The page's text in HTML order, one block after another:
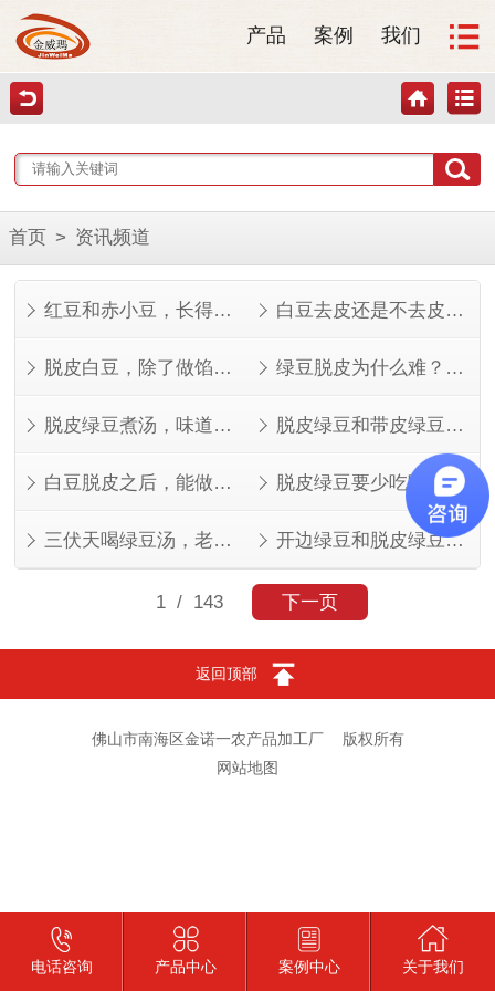
产品 案例 我们
首页 > 资讯频道
红豆和赤小豆，长得像但不是一回事 白豆去皮还是不去皮？看完这几点就知道了
脱皮白豆，除了做馅还能做什么？ 绿豆脱皮为什么难？看完就知道了
脱皮绿豆煮汤，味道其实不一样 脱皮绿豆和带皮绿豆，功效差在哪？
白豆脱皮之后，能做的菜比想象中多 脱皮绿豆要少吃吗？看人看量
三伏天喝绿豆汤，老一辈的讲究有道理 开边绿豆和脱皮绿豆，叫法不同，东西一样
1/ 143 下一页
返回顶部
佛山市南海区金诺一农产品加工厂
版权所有
网站地图
电话咨询 产品中心 案例中心 关于我们